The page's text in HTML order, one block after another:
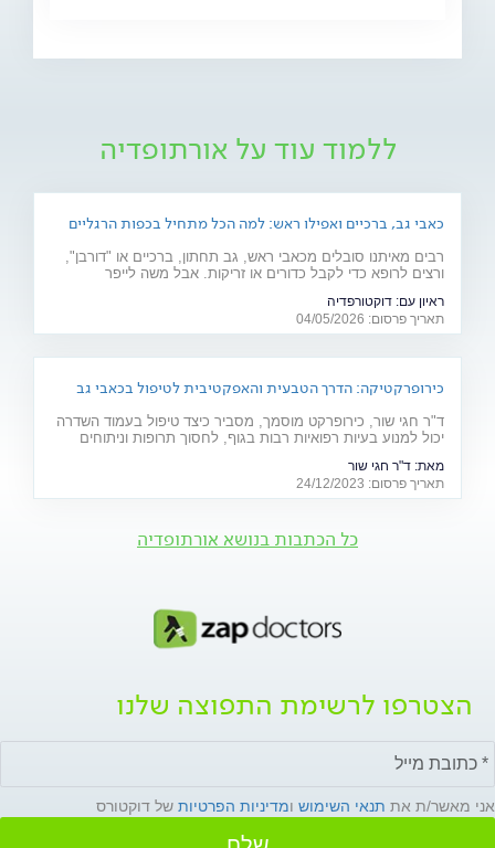
ללמוד עוד על אורתופדיה
כאבי גב, ברכיים ואפילו ראש: למה הכל מתחיל בכפות הרגליים
רבים מאיתנו סובלים מכאבי ראש, גב תחתון, ברכיים או "דורבן",
ורצים לרופא כדי לקבל כדורים או זריקות. אבל משה לייפר
"הגוף הוא כמו בניין, וכפות הרגליים הן היסודות שלו".
ראיון עם: דוקטורפדיה
תאריך פרסום: 04/05/2026
כירופרקטיקה: הדרך הטבעית והאפקטיבית לטיפול בכאבי גב
ד"ר חגי שור, כירופרקט מוסמך, מסביר כיצד טיפול בעמוד השדרה
יכול למנוע בעיות רפואיות רבות בגוף, לחסוך תרופות וניתוחים
מאת: ד"ר חגי שור
תאריך פרסום: 24/12/2023
כל הכתבות בנושא אורתופדיה
הצטרפו לרשימת התפוצה שלנו
אני מאשר/ת את תנאי השימוש ומדיניות הפרטיות של דוקטורס